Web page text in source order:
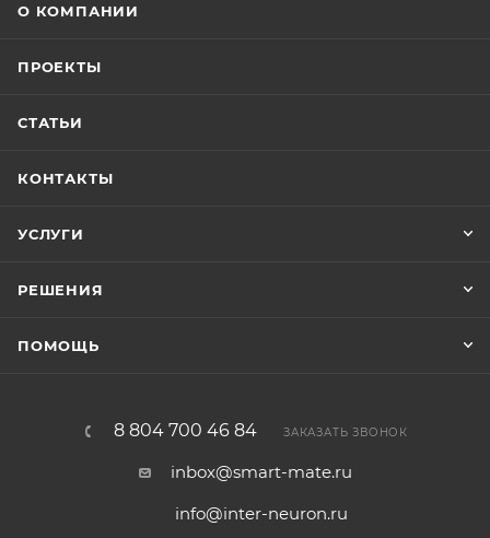
О КОМПАНИИ
ПРОЕКТЫ
СТАТЬИ
КОНТАКТЫ
УСЛУГИ
РЕШЕНИЯ
ПОМОЩЬ
8 804 700 46 84 ЗАКАЗАТЬ ЗВОНОК
inbox@smart-mate.ru
info@inter-neuron.ru